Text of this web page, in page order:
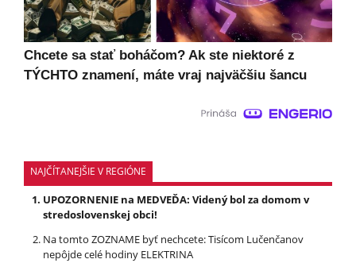
Chcete sa stať boháčom? Ak ste niektoré z
TÝCHTO znamení, máte vraj najväčšiu šancu
NAJČÍTANEJŠIE V REGIÓNE
UPOZORNENIE na MEDVEĎA: Videný bol za domom v
stredoslovenskej obci!
Na tomto ZOZNAME byť nechcete: Tisícom Lučenčanov
nepôjde celé hodiny ELEKTRINA